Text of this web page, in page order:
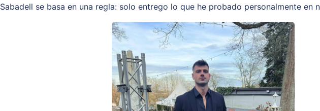
Sabadell se basa en una regla: solo entrego lo que he probado personalmente en